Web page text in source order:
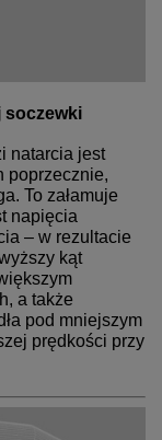
soczewki
natarcia jest
poprzecznie,
To załamuje
napięcia
– w rezultacie
kąt
a także
pod mniejszym
prędkości przy